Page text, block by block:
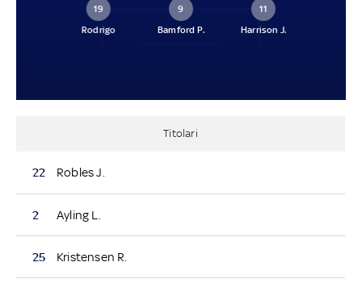
19
Rodrigo
9
Bamford P.
11
Harrison J.
Titolari
22 Robles J.
2 Ayling L.
25 Kristensen R.